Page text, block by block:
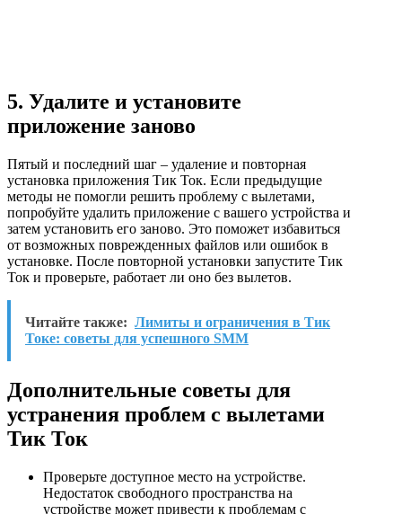
5. Удалите и установите
приложение заново
Пятый и последний шаг – удаление и повторная
установка приложения Тик Ток. Если предыдущие
методы не помогли решить проблему с вылетами,
попробуйте удалить приложение с вашего устройства и
затем установить его заново. Это поможет избавиться
от возможных поврежденных файлов или ошибок в
установке. После повторной установки запустите Тик
Ток и проверьте, работает ли оно без вылетов.
Читайте также: Лимиты и ограничения в Тик
Токе: советы для успешного SMM
Дополнительные советы для
устранения проблем с вылетами
Тик Ток
Проверьте доступное место на устройстве.
Недостаток свободного пространства на
устройстве может привести к проблемам с